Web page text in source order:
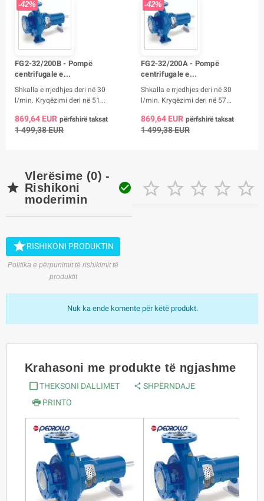
-42%
FG2-32/200B - Pompë
centrifugale e...
Shkalla e rrjedhjes deri në 30
l/min. Kryqëzimi deri në 51...
869,64 EUR përfshirë taksat
1 499,38 EUR
-42%
FG2-32/200A - Pompë
centrifugale e...
Shkalla e rrjedhjes deri në 30
l/min. Kryqëzimi deri në 57...
869,64 EUR përfshirë taksat
1 499,38 EUR

Vlerësime (0) -
Rishikoni
moderimin
     
RISHIKONI PRODUKTIN
Politika e përpunimit të rishikimit të
produktit
Nuk ka ende komente për këtë produkt.
Krahasoni me produkte të ngjashme
THEKSONI DALLIMET
SHPËRNDAJE
PRINTO